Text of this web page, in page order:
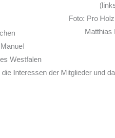
Foto: Pro
Matthias
Westfalen
Interessen der Mitglieder und